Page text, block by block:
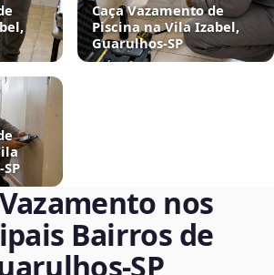
Caça Vazamento de
Piscina na Vila Izabel,
Guarulhos‑SP
nos
Bairros de